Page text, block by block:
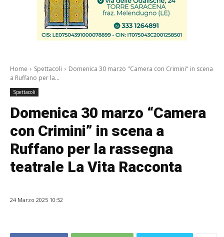
Home Spettacoli
Domenica 30 marzo "Camera con Crimini" in scena
a Ruffano per la...
Spettacoli
Domenica 30 marzo “Camera
con Crimini” in scena a
Ruffano per la rassegna
teatrale La Vita Racconta
24 Marzo 2025 10:52